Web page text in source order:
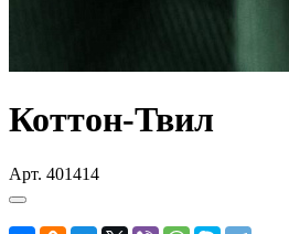
Коттон-Твил
Арт. 401414